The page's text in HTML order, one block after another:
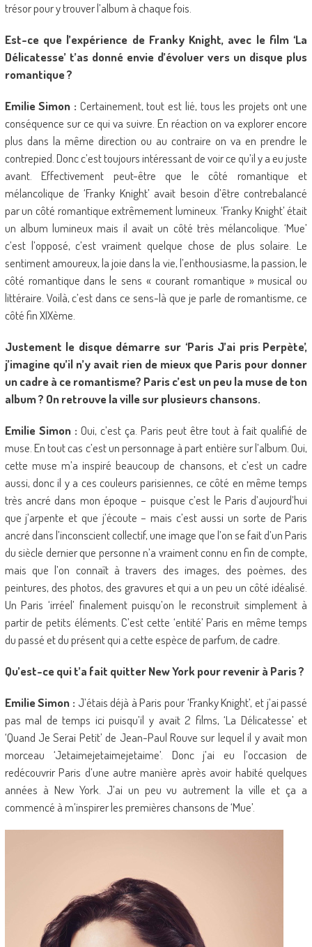
trésor pour y trouver l’album à chaque fois.
Est-ce que l’expérience de Franky Knight, avec le film ‘La
Délicatesse’ t’as donné envie d’évoluer vers un disque plus
romantique ?
Emilie Simon : Certainement, tout est lié, tous les projets ont une
conséquence sur ce qui va suivre. En réaction on va explorer encore
plus dans la même direction ou au contraire on va en prendre le
contrepied. Donc c’est toujours intéressant de voir ce qu’il y a eu juste
avant. Effectivement peut-être que le côté romantique et
mélancolique de ‘Franky Knight’ avait besoin d’être contrebalancé
par un côté romantique extrêmement lumineux. ‘Franky Knight’ était
un album lumineux mais il avait un côté très mélancolique. ‘Mue’
c’est l’opposé, c’est vraiment quelque chose de plus solaire. Le
sentiment amoureux, la joie dans la vie, l’enthousiasme, la passion, le
côté romantique dans le sens « courant romantique » musical ou
littéraire. Voilà, c’est dans ce sens-là que je parle de romantisme, ce
côté fin XIXème.
Justement le disque démarre sur ‘Paris J’ai pris Perpète’,
j’imagine qu’il n’y avait rien de mieux que Paris pour donner
un cadre à ce romantisme? Paris c’est un peu la muse de ton
album ? On retrouve la ville sur plusieurs chansons.
Emilie Simon : Oui, c’est ça. Paris peut être tout à fait qualifié de
muse. En tout cas c’est un personnage à part entière sur l’album. Oui,
cette muse m’a inspiré beaucoup de chansons, et c’est un cadre
aussi, donc il y a ces couleurs parisiennes, ce côté en même temps
très ancré dans mon époque – puisque c’est le Paris d’aujourd’hui
que j’arpente et que j’écoute – mais c’est aussi un sorte de Paris
ancré dans l’inconscient collectif, une image que l’on se fait d’un Paris
du siècle dernier que personne n’a vraiment connu en fin de compte,
mais que l’on connaît à travers des images, des poèmes, des
peintures, des photos, des gravures et qui a un peu un côté idéalisé.
Un Paris ‘irréel’ finalement puisqu’on le reconstruit simplement à
partir de petits éléments. C’est cette ‘entité’ Paris en même temps
du passé et du présent qui a cette espèce de parfum, de cadre.
Qu’est-ce qui t’a fait quitter New York pour revenir à Paris ?
Emilie Simon : J’étais déjà à Paris pour ‘Franky Knight’, et j’ai passé
pas mal de temps ici puisqu’il y avait 2 films, ‘La Délicatesse’ et
‘Quand Je Serai Petit’ de Jean-Paul Rouve sur lequel il y avait mon
morceau ‘Jetaimejetaimejetaime’. Donc j’ai eu l’occasion de
redécouvrir Paris d’une autre manière après avoir habité quelques
années à New York. J’ai un peu vu autrement la ville et ça a
commencé à m’inspirer les premières chansons de ‘Mue’.